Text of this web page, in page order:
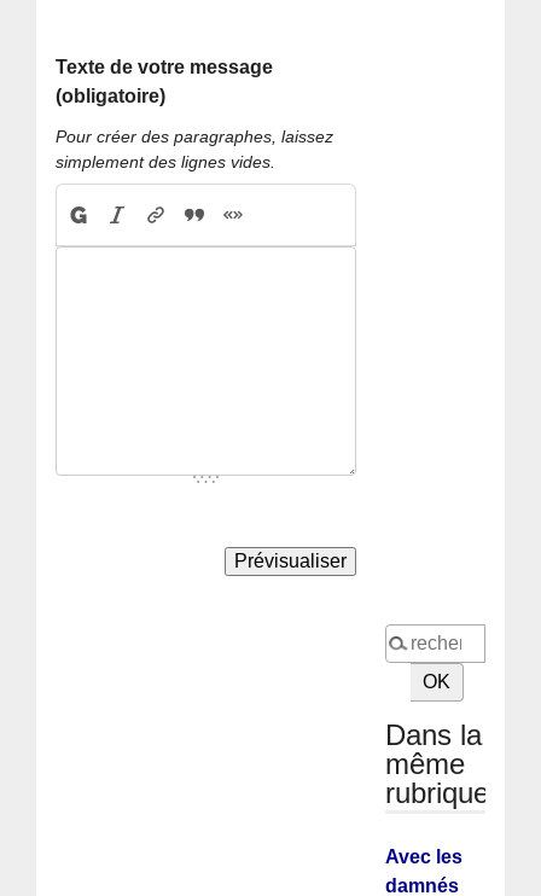
Texte de votre message
(obligatoire)
Pour créer des paragraphes, laissez
simplement des lignes vides.
Dans la
même
rubrique
Avec les
damnés